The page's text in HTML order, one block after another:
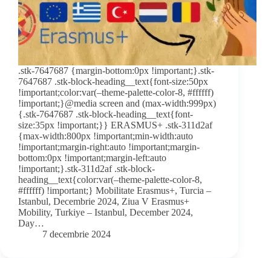
.stk-7647687 {margin-bottom:0px !important;}.stk-
7647687 .stk-block-heading__text{font-size:50px
!important;color:var(–theme-palette-color-8, #ffffff)
!important;}@media screen and (max-width:999px)
{.stk-7647687 .stk-block-heading__text{font-
size:35px !important;}} ERASMUS+ .stk-311d2af
{max-width:800px !important;min-width:auto
!important;margin-right:auto !important;margin-
bottom:0px !important;margin-left:auto
!important;}.stk-311d2af .stk-block-
heading__text{color:var(–theme-palette-color-8,
#ffffff) !important;} Mobilitate Erasmus+, Turcia –
Istanbul, Decembrie 2024, Ziua V Erasmus+
Mobility, Turkiye – Istanbul, December 2024,
Day…
7 decembrie 2024